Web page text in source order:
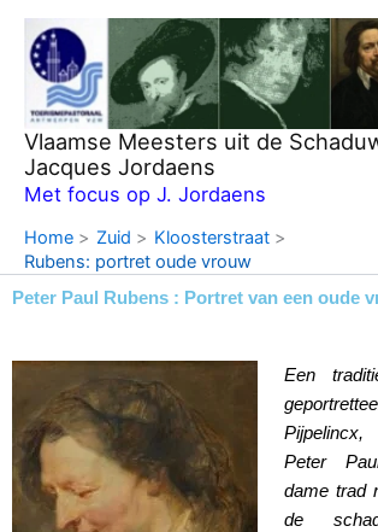
naar
inhoud
Vlaamse Meesters uit de
Jacques Jordaens
Met focus op J. Jordaens
Home Zuid
Kloosterstraat
Rubens: portret oude vrouw
Peter Paul Rubens : Portret van een oude
Een
Peter
dame trad
de